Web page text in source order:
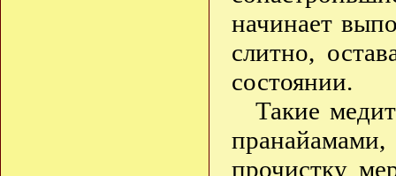
начинает
слитно,
состоянии.
Такие
пранайамами,
прочистку